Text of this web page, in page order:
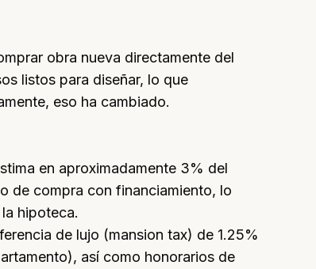
obra nueva directamente del
listos para diseñar, lo que
eso ha cambiado.
en aproximadamente 3% del
de compra con financiamiento, lo
hipoteca.
de lujo (mansion tax) de 1.25%
así como honorarios de